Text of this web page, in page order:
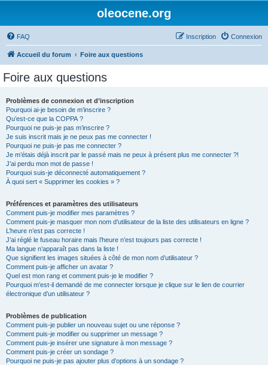
oleocene.org
FAQ Connexion
Inscription
Accueil du forum Foire aux questions
Foire aux questions
Problèmes de connexion et d’inscription
Pourquoi ai-je besoin de m’inscrire ?
Qu’est-ce que la COPPA ?
Pourquoi ne puis-je pas m’inscrire ?
Je suis inscrit mais je ne peux pas me connecter !
Pourquoi ne puis-je pas me connecter ?
Je m’étais déjà inscrit par le passé mais ne peux à présent plus me connecter ?!
J’ai perdu mon mot de passe !
Pourquoi suis-je déconnecté automatiquement ?
À quoi sert « Supprimer les cookies » ?
Préférences et paramètres des utilisateurs
Comment puis-je modifier mes paramètres ?
Comment puis-je masquer mon nom d’utilisateur de la liste des utilisateurs en ligne ?
L’heure n’est pas correcte !
J’ai réglé le fuseau horaire mais l’heure n’est toujours pas correcte !
Ma langue n’apparaît pas dans la liste !
Que signifient les images situées à côté de mon nom d’utilisateur ?
Comment puis-je afficher un avatar ?
Quel est mon rang et comment puis-je le modifier ?
Pourquoi m’est-il demandé de me connecter lorsque je clique sur le lien de courrier
électronique d’un utilisateur ?
Problèmes de publication
Comment puis-je publier un nouveau sujet ou une réponse ?
Comment puis-je modifier ou supprimer un message ?
Comment puis-je insérer une signature à mon message ?
Comment puis-je créer un sondage ?
Pourquoi ne puis-je pas ajouter plus d’options à un sondage ?